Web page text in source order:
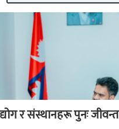
र संस्थानहरू पुनः